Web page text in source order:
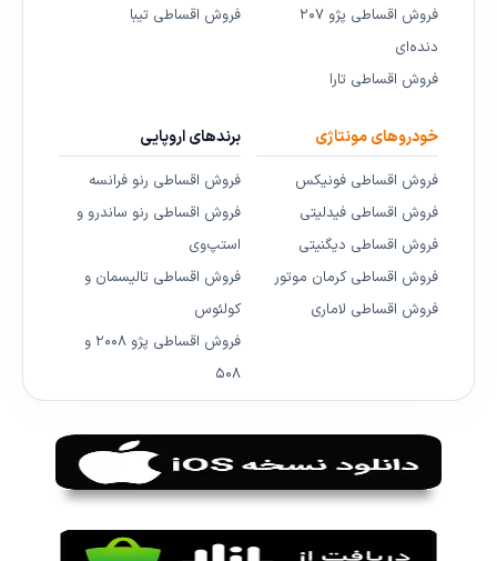
فروش اقساطی پژو ۲۰۷
دنده‌ای
فروش اقساطی تارا
فروش اقساطی تیبا
خودروهای مونتاژی
فروش اقساطی فونیکس
فروش اقساطی فیدلیتی
فروش اقساطی دیگنیتی
فروش اقساطی کرمان موتور
فروش اقساطی لاماری
برندهای اروپایی
فروش اقساطی رنو فرانسه
فروش اقساطی رنو ساندرو و
استپ‌وی
فروش اقساطی تالیسمان و
کولئوس
فروش اقساطی پژو ۲۰۰۸ و
۵۰۸